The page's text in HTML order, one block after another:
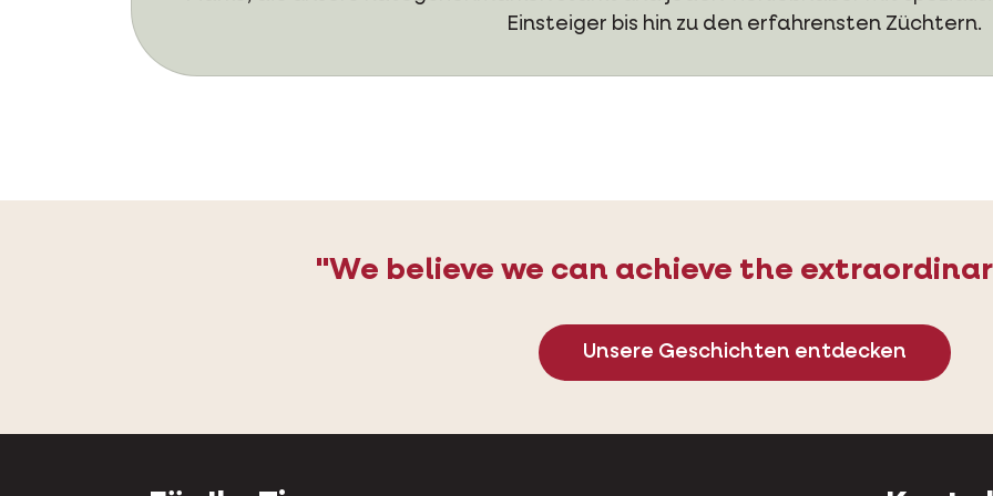
Einsteiger bis hin zu den erfahrensten Züchtern.
"We believe we can achieve the
Unsere Geschichten entdecken